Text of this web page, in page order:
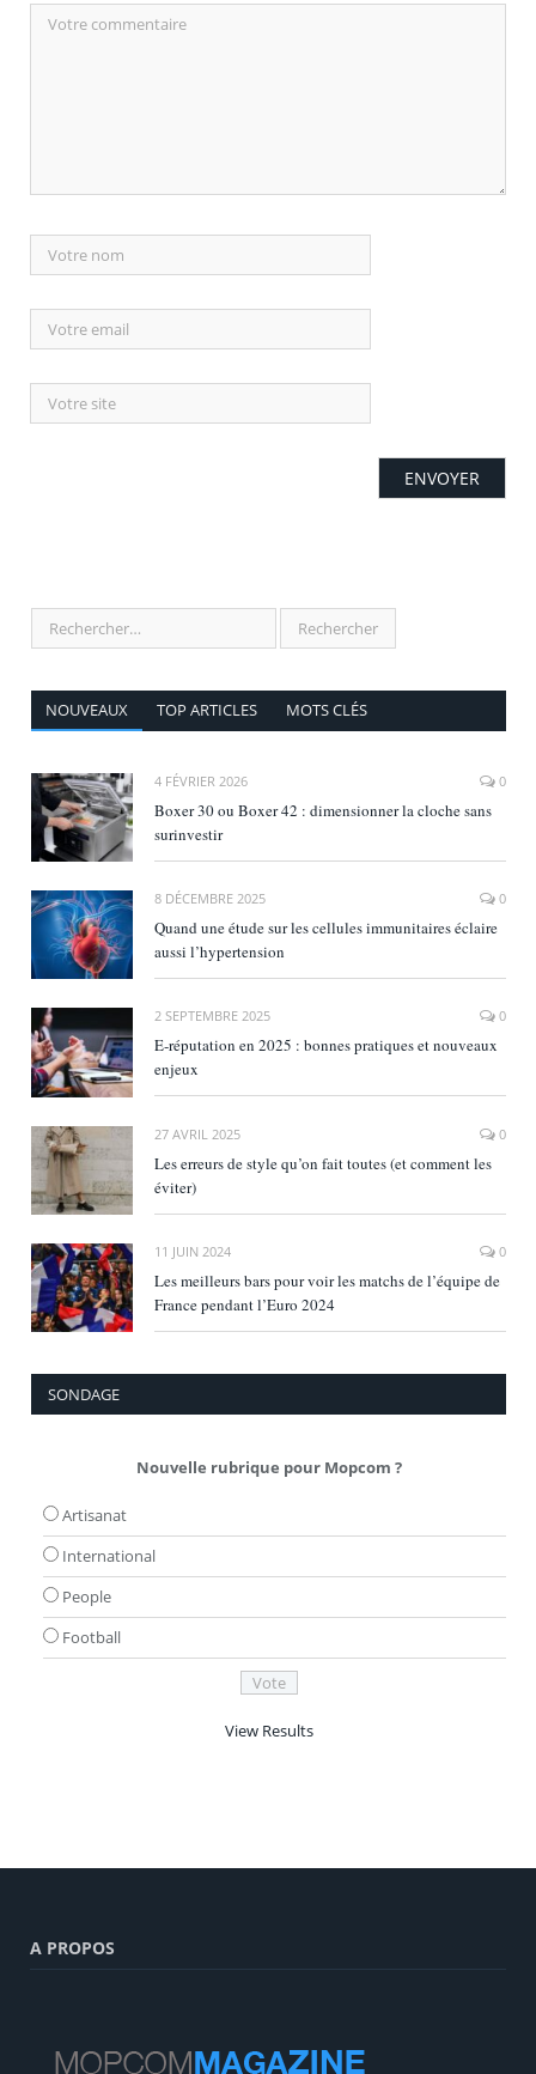
NOUVEAUX TOP ARTICLES MOTS CLÉS
4 FÉVRIER 2026 0
Boxer 30 ou Boxer 42 : dimensionner la cloche sans
surinvestir
8 DÉCEMBRE 2025 0
Quand une étude sur les cellules immunitaires éclaire
aussi l’hypertension
2 SEPTEMBRE 2025 0
E‑réputation en 2025 : bonnes pratiques et nouveaux
enjeux
27 AVRIL 2025 0
Les erreurs de style qu’on fait toutes (et comment les
éviter)
11 JUIN 2024 0
Les meilleurs bars pour voir les matchs de l’équipe de
France pendant l’Euro 2024
SONDAGE
Nouvelle rubrique pour Mopcom ?
Artisanat
International
People
Football
View Results
A PROPOS